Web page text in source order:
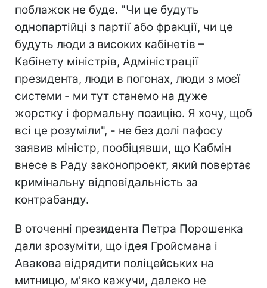
поблажок не буде. "Чи це будуть
однопартійці з партії або фракції, чи це
будуть люди з високих кабінетів –
Кабінету міністрів, Адміністрації
президента, люди в погонах, люди з моєї
системи - ми тут станемо на дуже
жорстку і формальну позицію. Я хочу, щоб
всі це розуміли", - не без долі пафосу
заявив міністр, пообіцявши, що Кабмін
внесе в Раду законопроект, який повертає
кримінальну відповідальність за
контрабанду.
В оточенні президента Петра Порошенка
дали зрозуміти, що ідея Гройсмана і
Авакова відрядити поліцейських на
митницю, м'яко кажучи, далеко не